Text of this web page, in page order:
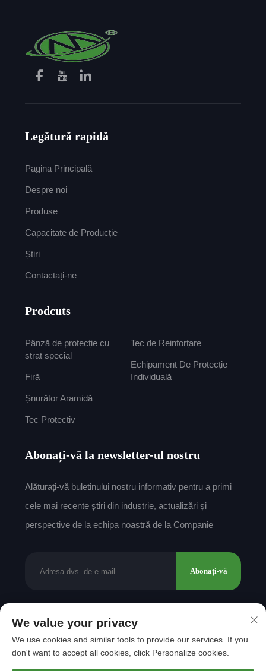
Legătură rapidă
Pagina Principală
Despre noi
Produse
Capacitate de Producție
Știri
Contactați-ne
Prodcuts
Pânză de protecție cu
strat special
Firă
Șnurător Aramidă
Tec Protectiv
Tec de Reinforțare
Echipament De Protecție
Individuală
Abonați-vă la newsletter-ul nostru
Alăturați-vă buletinului nostru informativ pentru a primi
cele mai recente știri din industrie, actualizări și
perspective de la echipa noastră de la Companie
Abonați-vă
Drepturi de autor © 2025 de către Shantou Mingda
Textile Co., Ltd.
Politica de confidențialitate
We value your privacy
We use cookies and similar tools to provide our services. If you
don't want to accept all cookies, click Personalize cookies.